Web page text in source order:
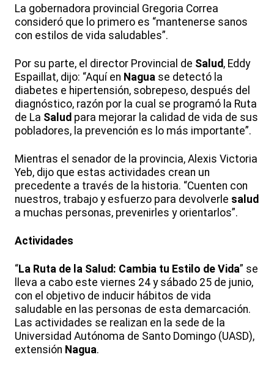
La gobernadora provincial Gregoria Correa
consideró que lo primero es “mantenerse sanos
con estilos de vida saludables”.
Por su parte, el director Provincial de Salud, Eddy
Espaillat, dijo: “Aquí en Nagua se detectó la
diabetes e hipertensión, sobrepeso, después del
diagnóstico, razón por la cual se programó la Ruta
de La Salud para mejorar la calidad de vida de sus
pobladores, la prevención es lo más importante”.
Mientras el senador de la provincia, Alexis Victoria
Yeb, dijo que estas actividades crean un
precedente a través de la historia. “Cuenten con
nuestros, trabajo y esfuerzo para devolverle salud
a muchas personas, prevenirles y orientarlos”.
Actividades
“La Ruta de la Salud: Cambia tu Estilo de Vida” se
lleva a cabo este viernes 24 y sábado 25 de junio,
con el objetivo de inducir hábitos de vida
saludable en las personas de esta demarcación.
Las actividades se realizan en la sede de la
Universidad Autónoma de Santo Domingo (UASD),
extensión Nagua.